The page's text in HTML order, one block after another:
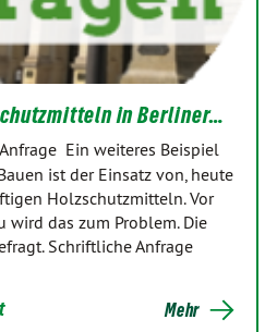
in Berliner…
Ein weiteres Beispiel
ist der Einsatz von, heute
Holzschutzmitteln. Vor
wird das zum Problem. Die
Schriftliche Anfrage
Mehr